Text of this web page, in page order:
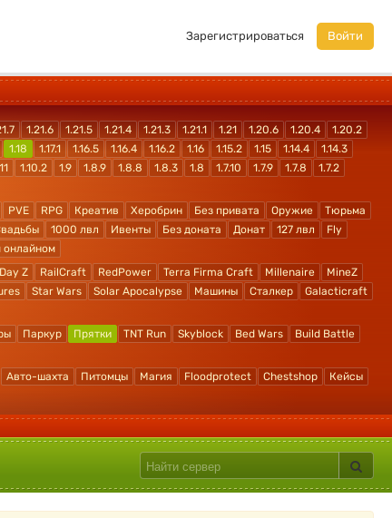
Зарегистрироваться Войти
1.21.6 1.21.5 1.21.4 1.21.3 1.21.1 1.21 1.20.6 1.20.4
1.20.2
1.18 1.17.1 1.16.5 1.16.4 1.16.2 1.16 1.15.2 1.15 1.14.4
1.14.3
1.10.2 1.9 1.8.9 1.8.8 1.8.3 1.8 1.7.10 1.7.9 1.7.8
1.7.2
PVE RPG Креатив Херобрин Без привата Оружие
Тюрьма
1000 лвл Ивенты Без доната Донат 127 лвл
Fly
онлайном
Day Z RailCraft RedPower Terra Firma Craft Millenaire
MineZ
Star Wars Solar Apocalypse Машины Сталкер
Galacticraft
Паркур Прятки TNT Run Skyblock Bed Wars
Build Battle
Авто-шахта Питомцы Магия Floodprotect Chestshop
Кейсы